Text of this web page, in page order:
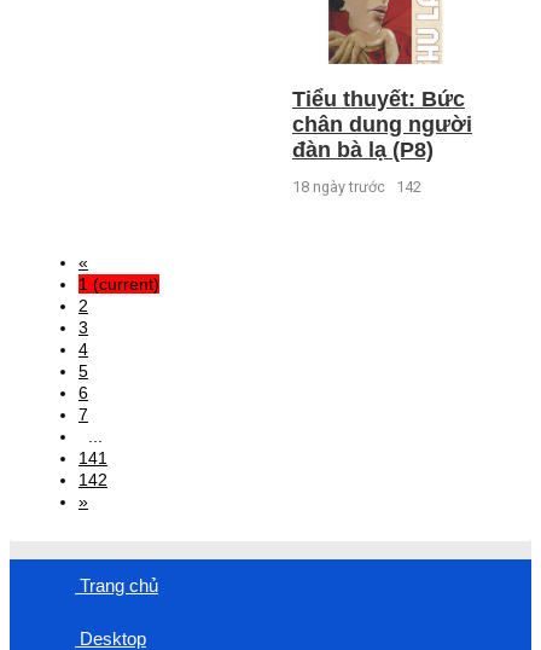
Tiểu thuyết: Bức
chân dung người
đàn bà lạ (P8)
18 ngày trước 142
«
1 (current)
2
3
4
5
6
7
141
142
»
Trang chủ
Desktop